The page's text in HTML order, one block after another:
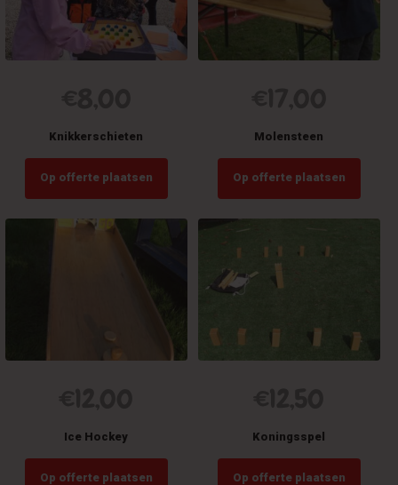
Knikkerschieten
Op offerte plaatsen
Molensteen
Op offerte plaatsen
Ice Hockey
Op offerte plaatsen
Koningsspel
Op offerte plaatsen